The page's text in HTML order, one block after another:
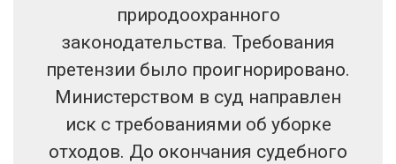
природоохранного
законодательства. Требования
претензии было проигнорировано.
Министерством в суд направлен
иск с требованиями об уборке
отходов. До окончания судебного